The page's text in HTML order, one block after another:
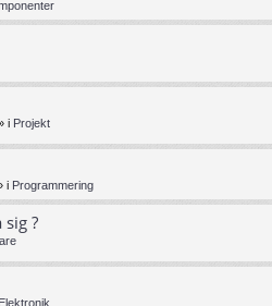
i Projekt
i Programmering
?